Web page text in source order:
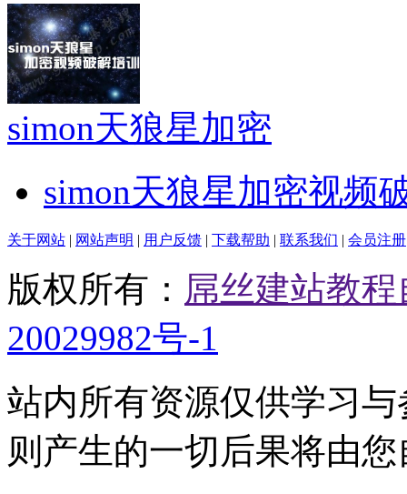
simon天狼星加密
simon天狼星加密视频
关于网站 | 网站声明 | 用户反馈 | 下载帮助 | 联系我们 | 会员注册
版权所有： 屌丝建站教
20029982号-1
站内所有资源仅供学习
则产生的一切后果将由